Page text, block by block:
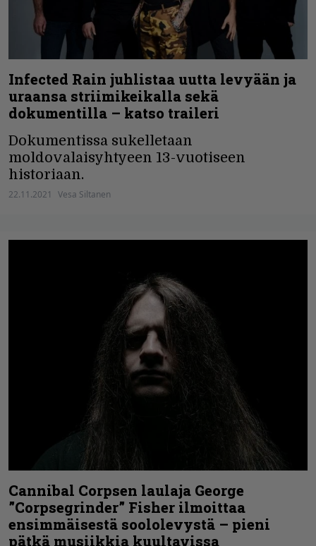
Infected Rain juhlistaa uutta levyään ja
uraansa striimikeikalla sekä
dokumentilla – katso traileri
Dokumentissa sukelletaan
moldovalaisyhtyeen 13-vuotiseen
historiaan.
22.11.2021 Vesa Siltanen
Cannibal Corpsen laulaja George
”Corpsegrinder” Fisher ilmoittaa
ensimmäisestä soololevystä – pieni
pätkä musiikkia kuultavissa